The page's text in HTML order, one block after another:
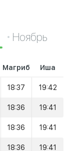
Ноябрь
Магриб Иша
18:37 19:42
18:36 19:41
18:36 19:41
18:36 19:41